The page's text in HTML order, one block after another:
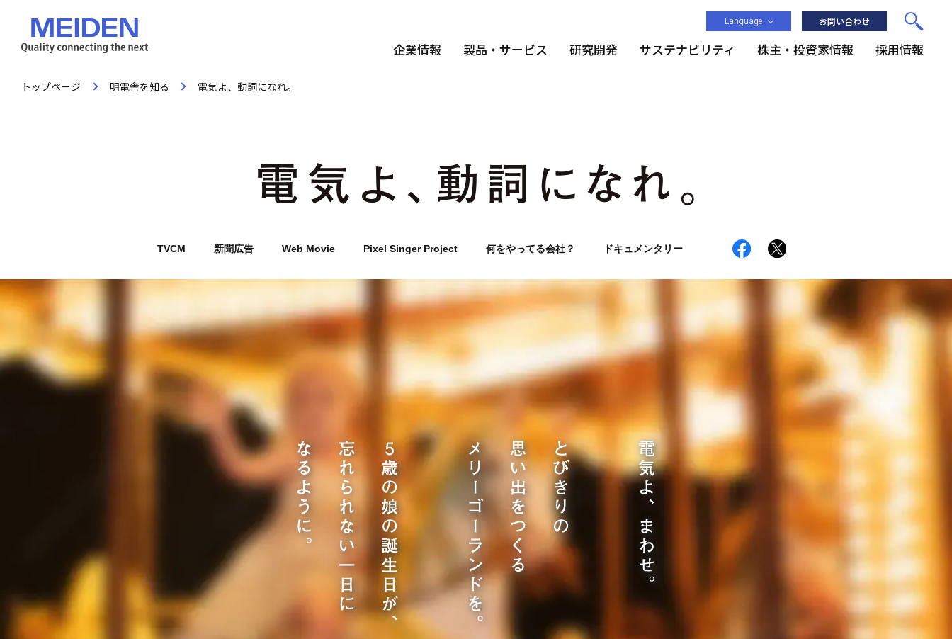
Language お問い合わせ
企業情報 製品・サービス 研究開発 サステナビリティ 株主・投資家情報 採用情報
トップページ 明電舎を知る 電気よ、動詞になれ。
TVCM 新聞広告 Web Movie Pixel Singer Project 何をやってる会社？ ドキュメンタリー